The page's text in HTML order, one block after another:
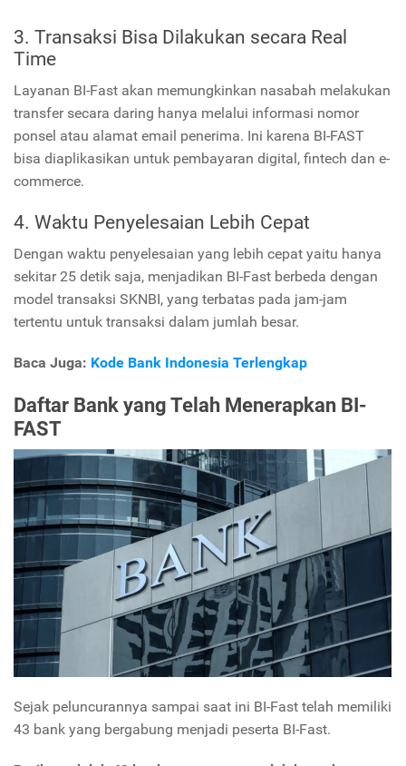
3. Transaksi Bisa Dilakukan secara Real
Time
Layanan BI-Fast akan memungkinkan nasabah melakukan
transfer secara daring hanya melalui informasi nomor
ponsel atau alamat email penerima. Ini karena BI-FAST
bisa diaplikasikan untuk pembayaran digital, fintech dan e-
commerce.
4. Waktu Penyelesaian Lebih Cepat
Dengan waktu penyelesaian yang lebih cepat yaitu hanya
sekitar 25 detik saja, menjadikan BI-Fast berbeda dengan
model transaksi SKNBI, yang terbatas pada jam-jam
tertentu untuk transaksi dalam jumlah besar.
Baca Juga: Kode Bank Indonesia Terlengkap
Daftar Bank yang Telah Menerapkan BI-
FAST
Sejak peluncurannya sampai saat ini BI-Fast telah memiliki
43 bank yang bergabung menjadi peserta BI-Fast.